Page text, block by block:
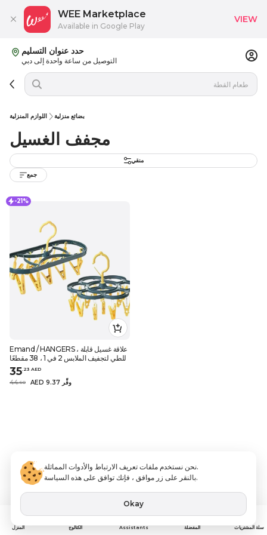
حدد عنوان التسليم
التوصيل من ساعة واحدة إلى دبي
اللوازم المنزلية بضائع منزلية
مجفف الغسيل
منقي
جمع
-21%
Emand / HANGERS ، علاقة غسيل قابلة
للطي لتجفيف الملابس 2 في 1 ، 38 مقطعًا
35.23 AED
44.60 AED 9.37 وفِّر
WEE Marketplace
Available in Google Play
VIEW
المنزل الكتالوج Assistants المفضلة سلة المشتريات
نحن نستخدم ملفات تعريف الارتباط والأدوات المماثلة.
بالنقر على زر موافق ، فإنك توافق على هذه السياسة.
Okay